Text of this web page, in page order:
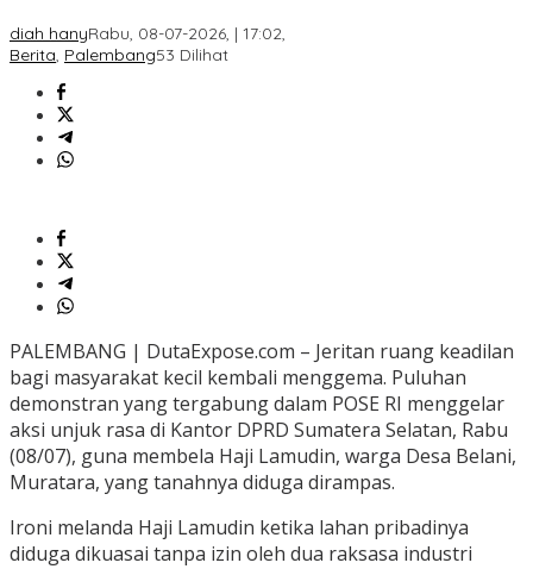
diah hanyRabu, 08-07-2026, | 17:02,
Berita, Palembang53 Dilihat
PALEMBANG | DutaExpose.com – Jeritan ruang keadilan
bagi masyarakat kecil kembali menggema. Puluhan
demonstran yang tergabung dalam POSE RI menggelar
aksi unjuk rasa di Kantor DPRD Sumatera Selatan, Rabu
(08/07), guna membela Haji Lamudin, warga Desa Belani,
Muratara, yang tanahnya diduga dirampas.
Ironi melanda Haji Lamudin ketika lahan pribadinya
diduga dikuasai tanpa izin oleh dua raksasa industri